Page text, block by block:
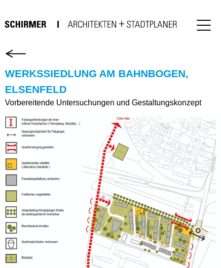
WERKSSIEDLUNG AM BAHNBOGEN,
ELSENFELD
Vorbereitende Untersuchungen und Gestaltungskonzept